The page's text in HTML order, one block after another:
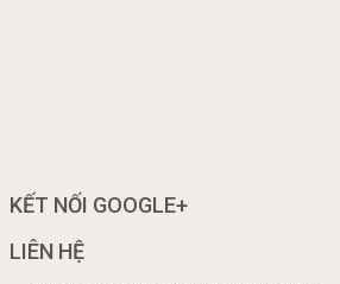
KẾT NỐI GOOGLE+
LIÊN HỆ